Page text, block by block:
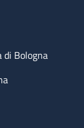
di Bologna